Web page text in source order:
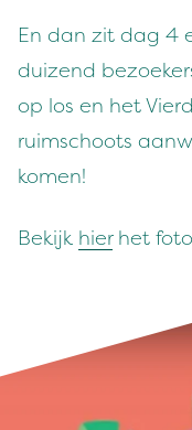
En dan zit dag 4
duizend
op los en het
ruim­schoots
komen!
Bek­ijk hierhet